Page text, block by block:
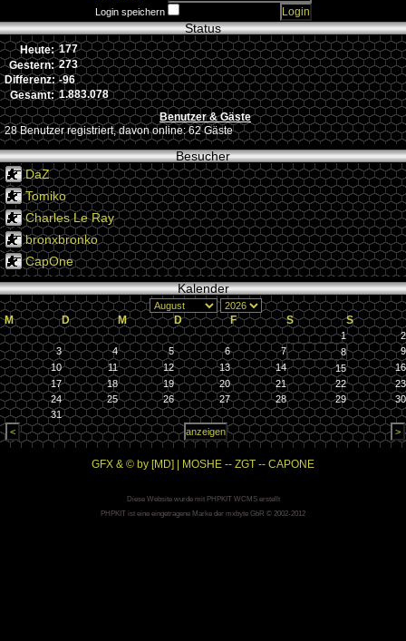
Login speichern
Status
Heute: 177
Gestern: 273
Differenz: -96
Gesamt: 1.883.078
Benutzer & Gäste
28 Benutzer registriert, davon online: 62 Gäste
Besucher
DaZ
Tomiko
Charles Le Ray
bronxbronko
CapOne
Kalender
M D M D F S S
1
2
3
4 5 6 7 8
9
10
11 12 13 14 15
16
17
18 19 20 21 22
23
24
25 26 27 28 29
30
31
GFX & © by [MD] | MOSHE -- ZGT -- CAPONE
Diese Website wurde mit PHPKIT WCMS erstellt
PHPKIT ist eine eingetragene Marke der mxbyte GbR © 2002-2012